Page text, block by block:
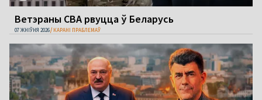
Ветэраны СВА рвуцца ў Беларусь
07 ЖНІЎНЯ 2026 КАРАНІ ПРАБЛЕМАЎ